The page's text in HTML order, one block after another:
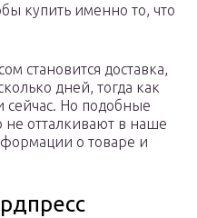
купить именно то, что
становится доставка,
дней, тогда как
сейчас. Но подобные
не отталкивают в наше
о товаре и